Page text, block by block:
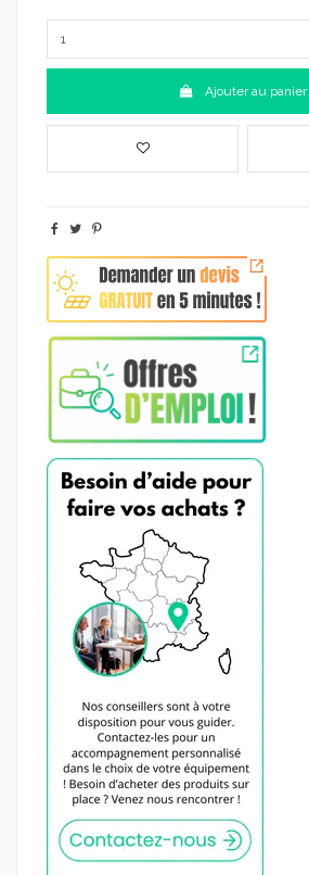
Ajouter au panier